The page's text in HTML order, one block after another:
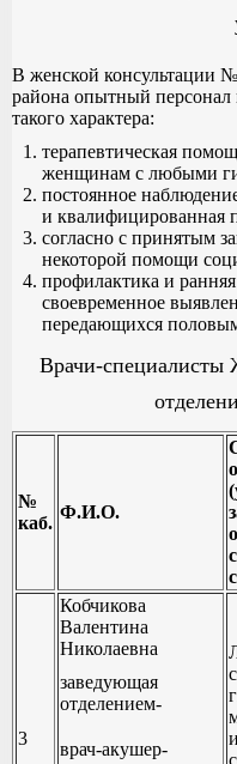
В женской консультации
района опытный
такого характера:
терапевтическая
женщинам с любыми
постоянное
и квалифицированная
согласно с принятым
некоторой помощи
профилактика и
своевременное
передающихся
Врачи-специалисты
№
каб.
Ф.И.О.
3
Кобчикова
Валентина
Николаевна
заведующая
отделением-
врач-акушер-